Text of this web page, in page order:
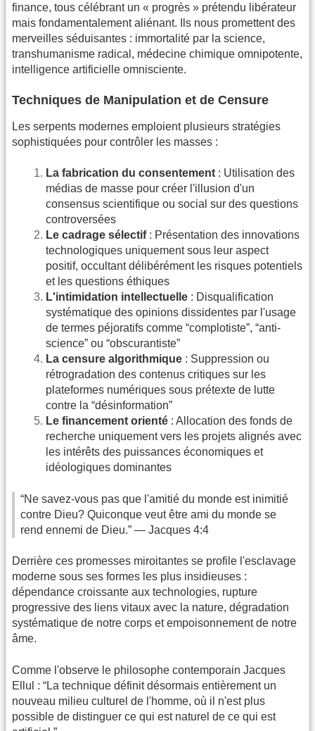
finance, tous célébrant un « progrès » prétendu libérateur
mais fondamentalement aliénant. Ils nous promettent des
merveilles séduisantes : immortalité par la science,
transhumanisme radical, médecine chimique omnipotente,
intelligence artificielle omnisciente.
Techniques de Manipulation et de Censure
Les serpents modernes emploient plusieurs stratégies
sophistiquées pour contrôler les masses :
La fabrication du consentement : Utilisation des
médias de masse pour créer l'illusion d'un
consensus scientifique ou social sur des questions
controversées
Le cadrage sélectif: Présentation des innovations
technologiques uniquement sous leur aspect
positif, occultant délibérément les risques potentiels
et les questions éthiques
L'intimidation intellectuelle : Disqualification
systématique des opinions dissidentes par l'usage
de termes péjoratifs comme “complotiste”, “anti-
science” ou “obscurantiste”
La censure algorithmique : Suppression ou
rétrogradation des contenus critiques sur les
plateformes numériques sous prétexte de lutte
contre la “désinformation”
Le financement orienté : Allocation des fonds de
recherche uniquement vers les projets alignés avec
les intérêts des puissances économiques et
idéologiques dominantes
“Ne savez-vous pas que l'amitié du monde est inimitié
contre Dieu? Quiconque veut être ami du monde se
rend ennemi de Dieu.” — Jacques 4:4
Derrière ces promesses miroitantes se profile l'esclavage
moderne sous ses formes les plus insidieuses :
dépendance croissante aux technologies, rupture
progressive des liens vitaux avec la nature, dégradation
systématique de notre corps et empoisonnement de notre
âme.
Comme l'observe le philosophe contemporain Jacques
Ellul : “La technique définit désormais entièrement un
nouveau milieu culturel de l'homme, où il n'est plus
possible de distinguer ce qui est naturel de ce qui est